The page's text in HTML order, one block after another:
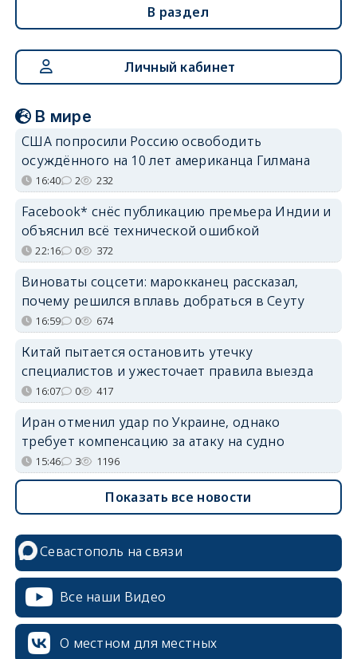
В раздел
Личный кабинет
В мире
США попросили Россию освободить
осуждённого на 10 лет американца Гилмана
16:40 2 232
Facebook* снёс публикацию премьера Индии и
объяснил всё технической ошибкой
22:16 0 372
Виноваты соцсети: марокканец рассказал,
почему решился вплавь добраться в Сеуту
16:59 0 674
Китай пытается остановить утечку
специалистов и ужесточает правила выезда
16:07 0 417
Иран отменил удар по Украине, однако
требует компенсацию за атаку на судно
15:46 3 1196
Показать все новости
Севастополь на связи
Все наши Видео
О местном для местных